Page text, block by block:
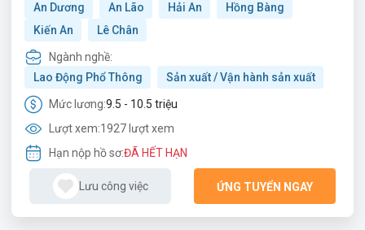
An Dương
An Lão Hải An
Hồng Bàng
Kiến An
Lê Chân
Ngành nghề:
Lao Động Phổ Thông
Sản xuất / Vận hành sản xuất
Mức lương:9.5 - 10.5 triệu
Lượt xem:1927 lượt xem
Hạn nộp hồ sơ:ĐÃ HẾT HẠN
Lưu công việc ỨNG TUYỂN NGAY